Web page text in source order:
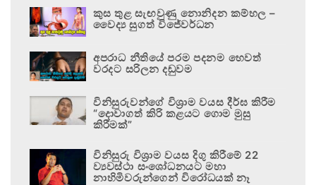
කුස තුළ සැඟවුණු නොනිදන කම්හල –
වෛද්‍ය සුගත් විජේවර්ධන
අපරාධ නීතියේ පරම පදනම හෙවත්
වරදට සරිලන දඬුවම
විනිසුරුවන්ගේ විශ්‍රාම වයස දීර්ඝ කිරීම
“දොවාගත් කිරි කළයට ගොම මුසු
කිරීමක්”
විනිසුරු විශ්‍රාම වයස දිගු කිරීමේ 22
ව්‍යවස්ථා සංශෝධනයට මහා
නාහිමිවරුන්ගෙන් විරෝධයක් නෑ